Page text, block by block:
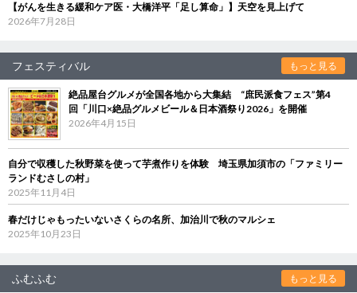
【がんを生きる緩和ケア医・大橋洋平「足し算命」】天空を見上げて
2026年7月28日
フェスティバル もっと見る
絶品屋台グルメが全国各地から大集結 “庶民派食フェス”第4
回「川口×絶品グルメビール＆日本酒祭り2026」を開催
2026年4月15日
自分で収穫した秋野菜を使って芋煮作りを体験 埼玉県加須市の「ファミリー
ランドむさしの村」
2025年11月4日
春だけじゃもったいないさくらの名所、加治川で秋のマルシェ
2025年10月23日
ふむふむ もっと見る